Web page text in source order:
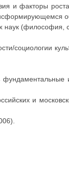
и факторы
(философия,
социологии
и